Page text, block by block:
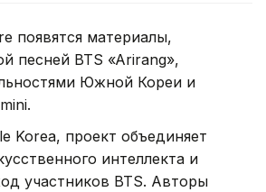
появятся материалы,
песней BTS «Arirang»,
Южной Кореи и
Korea, проект объединяет
интеллекта и
участников BTS. Авторы